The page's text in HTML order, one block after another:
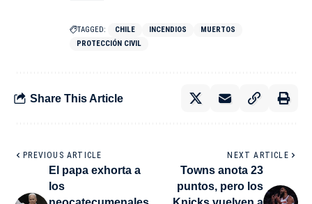
TAGGED: CHILE INCENDIOS
MUERTOS
PROTECCIÓN CIVIL
Share This Article
PREVIOUS ARTICLE
El papa exhorta a
los
NEXT ARTICLE
Towns anota 23
puntos, pero los